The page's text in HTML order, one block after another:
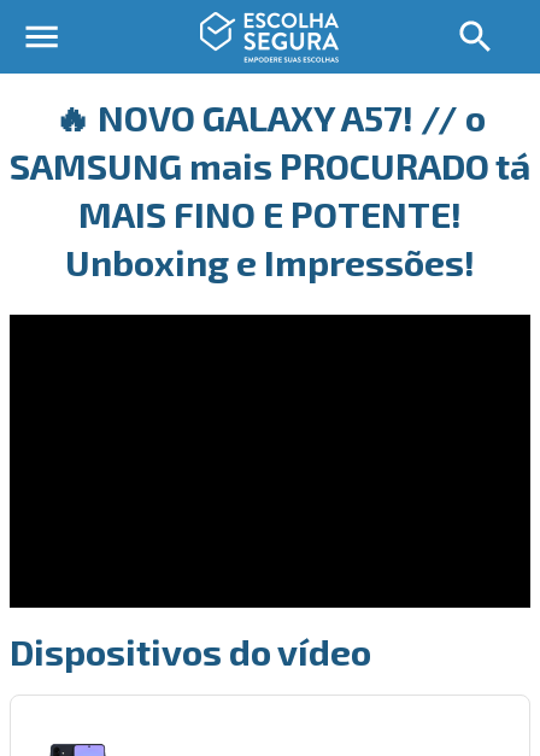
🔥 NOVO GALAXY A57! // o
SAMSUNG mais PROCURADO tá
MAIS FINO E POTENTE!
Unboxing e Impressões!
Dispositivos do vídeo